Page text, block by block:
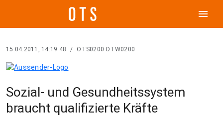
menu
15.04.2011, 14:19:48 / OTS0200 OTW0200
Sozial- und Gesundheitssystem
braucht qualifizierte Kräfte